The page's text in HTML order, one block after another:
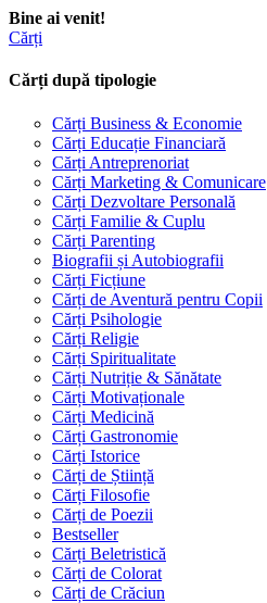
Bine ai venit!
Cărți
Cărți după tipologie
Cărți Business & Economie
Cărți Educație Financiară
Cărți Antreprenoriat
Cărți Marketing & Comunicare
Cărți Dezvoltare Personală
Cărți Familie & Cuplu
Cărți Parenting
Biografii și Autobiografii
Cărți Ficțiune
Cărți de Aventură pentru Copii
Cărți Psihologie
Cărți Religie
Cărți Spiritualitate
Cărți Nutriție & Sănătate
Cărți Motivaționale
Cărți Medicină
Cărți Gastronomie
Cărți Istorice
Cărți de Știință
Cărți Filosofie
Cărți de Poezii
Bestseller
Cărți Beletristică
Cărți de Colorat
Cărți de Crăciun